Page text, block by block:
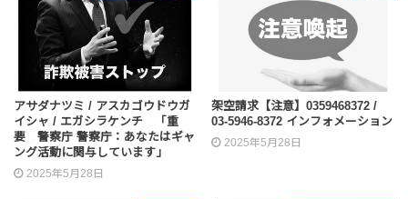
アサダナツミ / アスカゴウドウガ
イシャ / エガシラケンチ 「重
要 警察庁 警察庁：あなたはギャ
ング活動に関与しています」
2025年5月28日
架空請求【注意】0359468372 /
03-5946-8372 インフォメーション
2025年5月28日